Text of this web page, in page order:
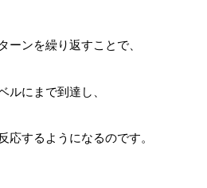
ーンを繰り返すことで、
ルにまで到達し、
応するようになるのです。